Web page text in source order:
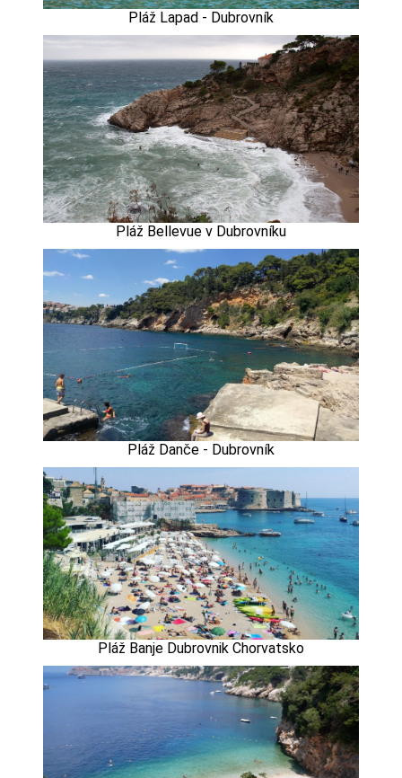
Pláž Lapad - Dubrovník
Pláž Bellevue v Dubrovníku
Pláž Danče - Dubrovník
Pláž Banje Dubrovnik Chorvatsko